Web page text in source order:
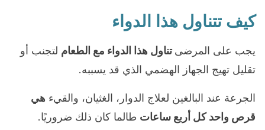
كيف تتناول هذا الدواء
يجب على المرضىتناول هذا الدواء مع الطعام لتجنب أو
تقليل تهيج الجهاز الهضمي الذي قد يسببه.
الجرعة عند البالغين لعلاج الدوار، الغثيان، والقيء هي
قرص واحد كل أربع ساعات طالما كان ذلك ضروريًا.